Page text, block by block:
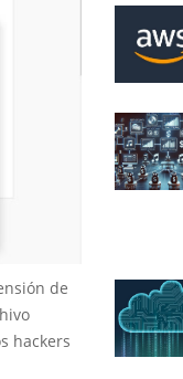
de
hackers